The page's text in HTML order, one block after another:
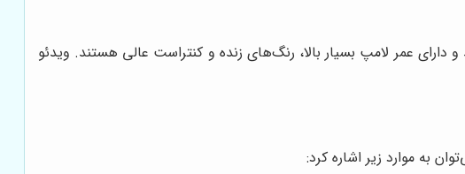
و دارای عمر لامپ بسیار بالا، رنگ‌های زنده و کنتراست عالی هستند. ویدئو
به موارد زیر اشاره کرد: